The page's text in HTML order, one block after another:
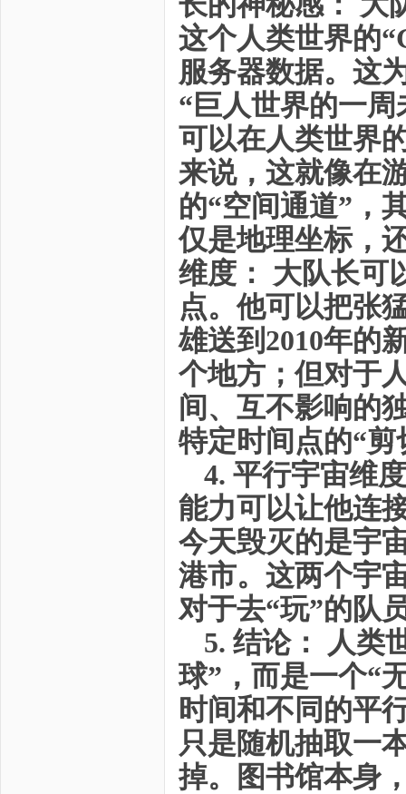
这个人类世界的
服务器数据。这
“巨人世界的一
可以在人类世界
来说，这就像在
的“空间通道”，
仅是地理坐标，
维度： 大队长可
点。他可以把张
雄送到2010年的
个地方；但对于
间、互不影响的
特定时间点的“
4. 平行宇宙维
能力可以让他连
今天毁灭的是宇
港市。这两个宇
对于去“玩”的队
5. 结论： 人类
球”，而是一个“
时间和不同的平
只是随机抽取一
掉。图书馆本身